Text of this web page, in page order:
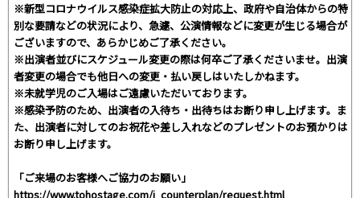
※新型コロナウイルス感染症拡大防止の対応上、政府や自治体からの特
別な要請などの状況により、急遽、公演情報などに変更が生じる場合が
ございますので、あらかじめご了承ください。
※出演者並びにスケジュール変更の際は何卒ご了承くださいませ。出演
者変更の場合でも他日への変更・払い戻しはいたしかねます。
※未就学児のご入場はご遠慮いただいております。
※感染予防のため、出演者の入待ち・出待ちはお断り申し上げます。ま
た、出演者に対してのお祝花や差し入れなどのプレゼントのお預かりは
お断り申し上げます。
「ご来場のお客様へご協力のお願い」
https://www.tohostage.com/i_counterplan/request.html